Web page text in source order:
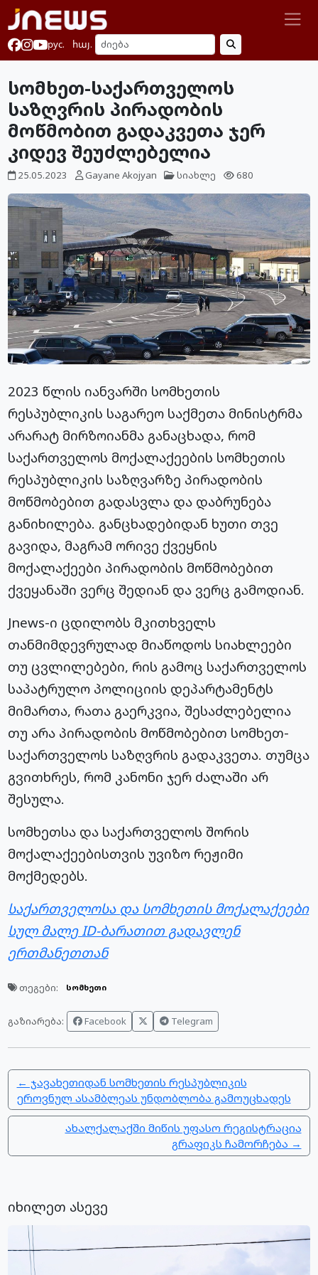
рус. հայ.
სომხეთ-საქართველოს
საზღვრის პირადობის
მოწმობით გადაკვეთა ჯერ
კიდევ შეუძლებელია
25.05.2023 Gayane Akojyan სიახლე 680
2023 წლის იანვარში სომხეთის
რესპუბლიკის საგარეო საქმეთა მინისტრმა
არარატ მირზოიანმა განაცხადა, რომ
საქართველოს მოქალაქეების სომხეთის
რესპუბლიკის საზღვარზე პირადობის
მოწმობებით გადასვლა და დაბრუნება
განიხილება. განცხადებიდან ხუთი თვე
გავიდა, მაგრამ ორივე ქვეყნის
მოქალაქეები პირადობის მოწმობებით
ქვეყანაში ვერც შედიან და ვერც გამოდიან.
Jnews-ი ცდილობს მკითხველს
თანმიმდევრულად მიაწოდოს სიახლეები
თუ ცვლილებები, რის გამოც საქართველოს
საპატრულო პოლიციის დეპარტამენტს
მიმართა, რათა გაერკვია, შესაძლებელია
თუ არა პირადობის მოწმობებით სომხეთ-
საქართველოს საზღვრის გადაკვეთა. თუმცა
გვითხრეს, რომ კანონი ჯერ ძალაში არ
შესულა.
სომხეთსა და საქართველოს შორის
მოქალაქეებისთვის უვიზო რეჟიმი
მოქმედებს.
საქართველოსა და სომხეთის მოქალაქეები
სულ მალე ID-ბარათით გადავლენ
ერთმანეთთან
თეგები: სომხეთი
გაზიარება: Facebook Telegram
← ჯავახეთიდან სომხეთის რესპუბლიკის
ეროვნულ ასამბლეას უნდობლობა გამოუცხადეს
ახალქალაქში მიწის უფასო რეგისტრაცია
გრაფიკს ჩამორჩება →
იხილეთ ასევე